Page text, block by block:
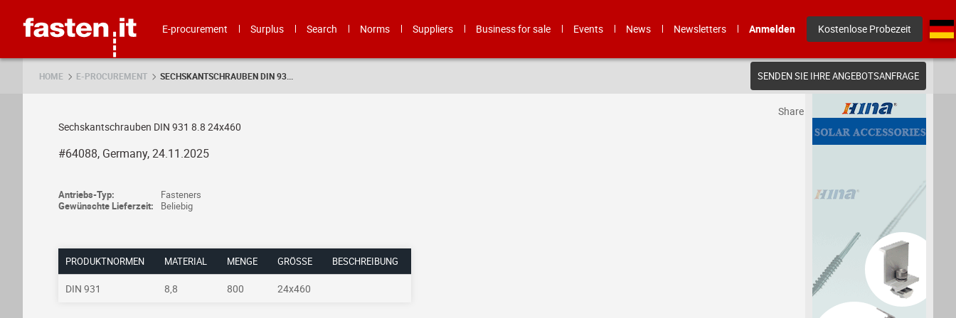
E-procurement Surplus Search Norms Suppliers Business for sale Events News Newsletters Anmelden Kostenlose Probezeit
HOME E-PROCUREMENT SECHSKANTSCHRAUBEN DIN 93... SENDEN SIE IHRE ANGEBOTSANFRAGE
Sechskantschrauben DIN 931 8.8 24x460
#64088, Germany, 24.11.2025
Antriebs-Typ:
Fasteners
Gewünschte Lieferzeit:
Beliebig
PRODUKTNORMEN MATERIAL MENGE GRÖSSE BESCHREIBUNG
DIN 931 8,8 800 24x460
Share